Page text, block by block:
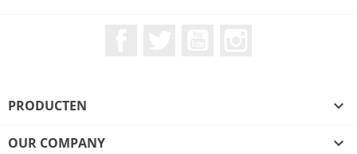
PRODUCTEN 
OUR COMPANY 